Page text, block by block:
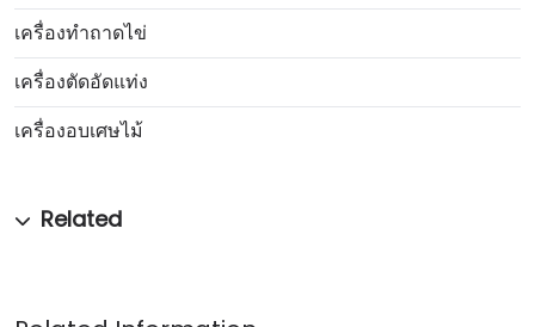
เครื่องทำถาดไข่
เครื่องตัดอัดแท่ง
เครื่องอบเศษไม้